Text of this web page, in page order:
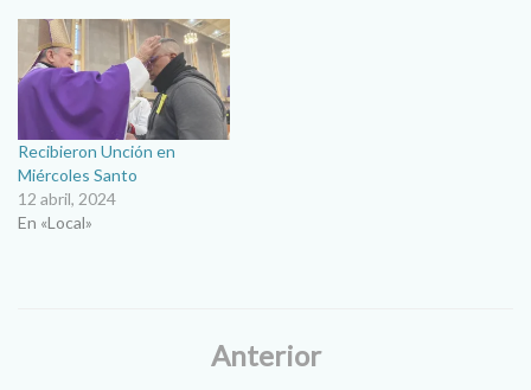
Recibieron Unción en
Miércoles Santo
12 abril, 2024
En «Local»
Anterior